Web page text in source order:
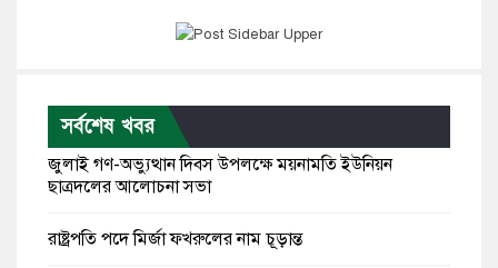
সর্বশেষ খবর
জুলাই গণ-অভ্যুত্থান দিবস উপলক্ষে ময়নামতি ইউনিয়ন
ছাত্রদলের আলোচনা সভা
রাষ্ট্রপতি পদে মির্জা ফখরুলের নাম চূড়ান্ত